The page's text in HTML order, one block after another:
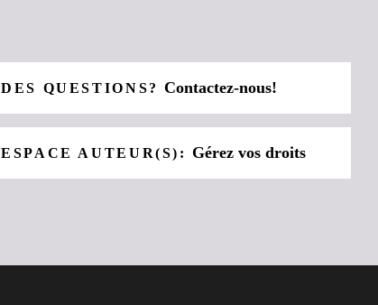
DES QUESTIONS?Contactez-nous!
ESPACE AUTEUR(S): Gérez vos droits